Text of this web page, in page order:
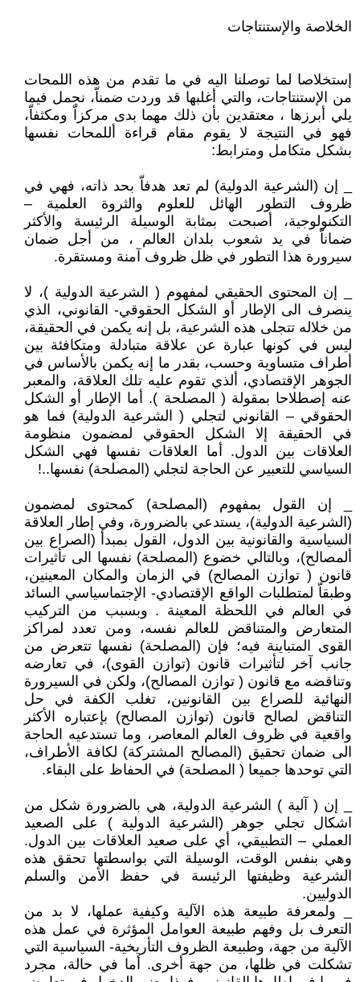
الخلاصة والإستنتاجات
إستخلاصا لما توصلنا اليه في ما تقدم من هذه اللمحات
من الإستنتاجات، والتي أغلبها قد وردت ضمناّ، نجمل فيما
يلي أبرزها ، معتقدين بأن ذلك مهما بدى مركزاّ ومكثفاّ،
فهو في النتيجة لا يقوم مقام قراءة أللمحات نفسها
بشكل متكامل ومترابط:
_ إن (الشرعية الدولية) لم تعد هدفاّ بحد ذاته، فهي في
ظروف التطور الهائل للعلوم والثروة العلمية –
التكنولوجية، أصبحت بمثابة الوسيلة الرئيسة والأكثر
ضماناّ في يد شعوب بلدان العالم ، من أجل ضمان
سيرورة هذا التطور في ظل ظروف آمنة ومستقرة.
_ إن المحتوى الحقيقي لمفهوم ( الشرعية الدولية )، لا
ينصرف الى الإطار أو الشكل الحقوقي- القانوني، الذي
من خلاله تتجلى هذه الشرعية، بل إنه يكمن في الحقيقة،
ليس في كونها عبارة عن علاقة متبادلة ومتكافئة بين
أطراف متساوية وحسب، بقدر ما إنه يكمن بالأساس في
الجوهر الإقتصادي، ألذي تقوم عليه تلك العلاقة، والمعبر
عنه إصطلاحا بمقولة ( المصلحة ). أما الإطار أو الشكل
الحقوقي – القانوني لتجلي ( الشرعية الدولية) فما هو
في الحقيقة إلا الشكل الحقوقي لمضمون منظومة
العلاقات بين الدول. أما العلاقات نفسها فهي الشكل
السياسي للتعبير عن الحاجة لتجلي (المصلحة) نفسها..!
_ إن القول بمفهوم (المصلحة) كمحتوى لمضمون
(الشرعية الدولية)، يستدعي بالضرورة، وفي إطار العلاقة
السياسية والقانونية بين الدول، القول بمبدأ (الصراع بين
ألمصالح)، وبالتالي خضوع (المصلحة) نفسها الى تأثيرات
قانون ( توازن المصالح) في الزمان والمكان المعينين،
وطبقاّ لمتطلبات الواقع الإقتصادي- الإجتماسياسي السائد
في العالم في اللحظة المعينة . وبسبب من التركيب
المتعارض والمتناقض للعالم نفسه، ومن تعدد لمراكز
القوى المتباينة فيه؛ فإن (المصلحة) نفسها تتعرض من
جانب آخر لتأثيرات قانون (توازن القوى)، في تعارضه
وتناقضه مع قانون ( توازن المصالح)، ولكن في السيرورة
النهائية للصراع بين القانونين، تغلب الكفة في حل
التناقض لصالح قانون (توازن المصالح) بإعتباره الأكثر
واقعية في ظروف العالم المعاصر، وما تستدعيه الحاجة
الى ضمان تحقيق (المصالح المشتركة) لكافة الأطراف،
التي توحدها جميعا ( المصلحة) في الحفاظ على البقاء.
_ إن ( آلية ) الشرعية الدولية، هي بالضرورة شكل من
اشكال تجلي جوهر (الشرعية الدولية ) على الصعيد
العملي – التطبيقي، أي على صعيد العلاقات بين الدول.
وهي بنفس الوقت، الوسيلة التي بواسطتها تحقق هذه
الشرعية وظيفتها الرئيسة في حفظ الأمن والسلم
الدوليين.
_ ولمعرفة طبيعة هذه الآلية وكيفية عملها، لا بد من
التعرف بل وفهم طبيعة العوامل المؤثرة في عمل هذه
الآلية من جهة، وطبيعة الظروف التأريخية- السياسية التي
تشكلت في ظلها، من جهة أخرى. أما في حالة، مجرد